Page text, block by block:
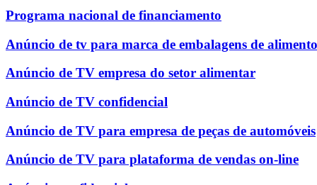
Programa nacional de financiamento
Anúncio de tv para marca de embalagens de
Anúncio de TV empresa do setor alimentar
Anúncio de TV confidencial
Anúncio de TV para empresa de peças de automóveis
Anúncio de TV para plataforma de vendas on-line